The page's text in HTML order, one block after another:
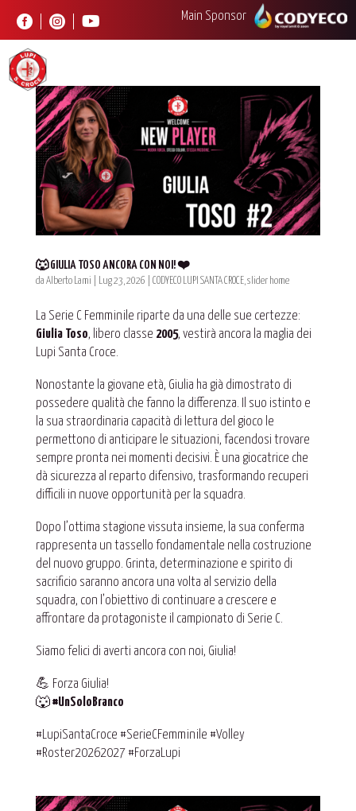
   Main Sponsor
🐺 GIULIA TOSO ANCORA CON NOI! ❤️
da Alberto Lami Lug 23, 2026 CODYECO LUPI SANTA CROCE,slider home
La Serie C Femminile riparte da una delle sue certezze:
Giulia Toso, libero classe 2005, vestirà ancora la maglia dei
Lupi Santa Croce.
Nonostante la giovane età, Giulia ha già dimostrato di
possedere qualità che fanno la differenza. Il suo istinto e
la sua straordinaria capacità di lettura del gioco le
permettono di anticipare le situazioni, facendosi trovare
sempre pronta nei momenti decisivi. È una giocatrice che
dà sicurezza al reparto difensivo, trasformando recuperi
difficili in nuove opportunità per la squadra.
Dopo l’ottima stagione vissuta insieme, la sua conferma
rappresenta un tassello fondamentale nella costruzione
del nuovo gruppo. Grinta, determinazione e spirito di
sacrificio saranno ancora una volta al servizio della
squadra, con l’obiettivo di continuare a crescere e
affrontare da protagoniste il campionato di Serie C.
Siamo felici di averti ancora con noi, Giulia!
💪 Forza Giulia!
🐺#UnSoloBranco
#LupiSantaCroce #SerieCFemminile #Volley
#Roster20262027 #ForzaLupi